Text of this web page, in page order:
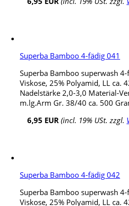
Superba Bamboo 4-fädig 041
Superba Bamboo superwash
Viskose, 25% Polyamid, LL ca.
Nadelstärke 2,0-3,0 Material-
m.lg.Arm Gr. 38/40 ca. 500
6,95 EUR (incl. 19% USt. zzgl.
Superba Bamboo 4-fädig 042
Superba Bamboo superwash
Viskose, 25% Polyamid, LL ca.